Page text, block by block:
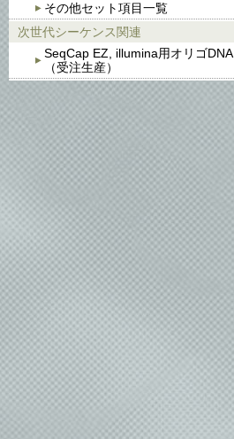
その他セット項目一覧
次世代シーケンス関連
SeqCap EZ, illumina用オリゴDNA
（受注生産）